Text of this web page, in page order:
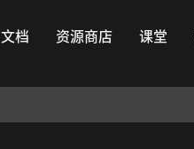
文档 资源商店 课堂